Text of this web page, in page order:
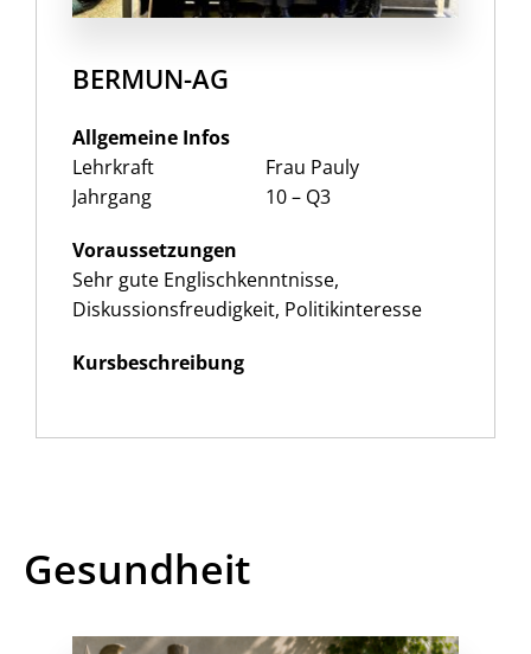
BERMUN-AG
Allgemeine Infos
Lehrkraft
Jahrgang
Frau Pauly
10 – Q3
Voraussetzungen
Sehr gute Englischkenntnisse,
Diskussionsfreudigkeit, Politikinteresse
Kursbeschreibung
Gesundheit